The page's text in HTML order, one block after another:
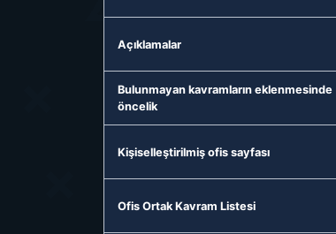
Açıklamalar
Bulunmayan kavramların eklenmesinde
öncelik
Kişiselleştirilmiş ofis sayfası
Ofis Ortak Kavram Listesi